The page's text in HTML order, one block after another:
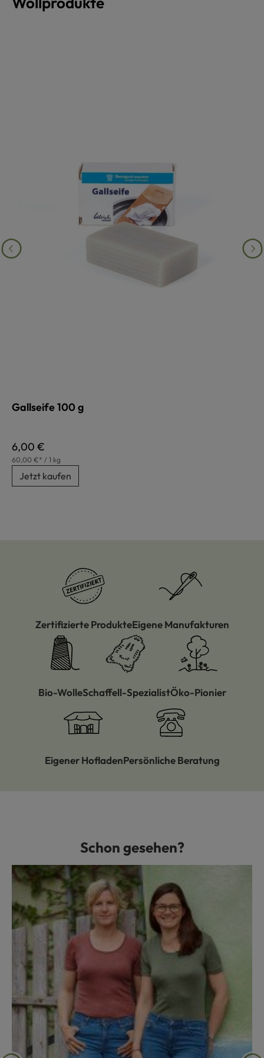
Gallseife 100 g
Regulärer Preis:
6,00 €
60,00 €* / 1 kg
Jetzt kaufen
Zertifizierte ProdukteEigene Manufakturen
Bio-WolleSchaffell-SpezialistÖko-Pionier
Eigener HofladenPersönliche Beratung
Produktgalerie überspringenSchon gesehen?